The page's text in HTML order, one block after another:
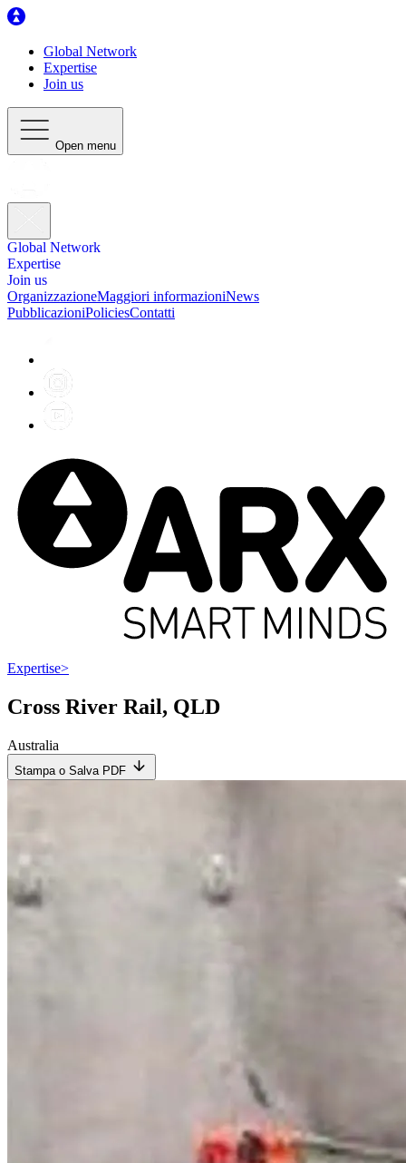
Global Network
Expertise
Join us
Open menu
Global Network
Expertise
Join us
OrganizzazioneMaggiori informazioniNews
PubblicazioniPoliciesContatti
Expertise>
Cross River Rail, QLD
Australia
Stampa o Salva PDF